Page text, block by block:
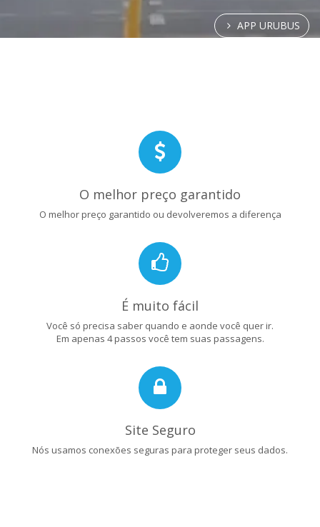
APP URUBUS
O melhor preço garantido
O melhor preço garantido ou devolveremos a diferença
É muito fácil
Você só precisa saber quando e aonde você quer ir.
Em apenas 4 passos você tem suas passagens.
Site Seguro
Nós usamos conexões seguras para proteger seus dados.